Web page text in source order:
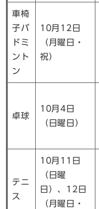
車椅
子バ
ドミ
ント
ン
10月12日
（月曜日・
祝）
卓球
10月4日
（日曜日）
テニ
ス
10月11日
（日曜
日）、12日
（月曜日・